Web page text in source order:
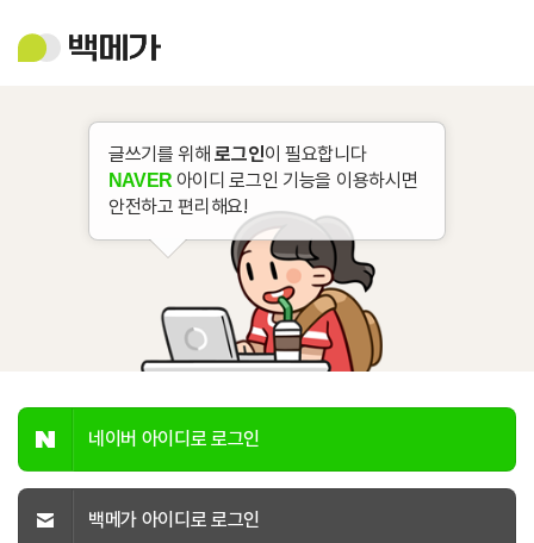
백
메
글쓰기를 위해로그인이 필요합니다
NAVER 아이디 로그인 기능을 이용하시면
안전하고 편리해요!
네이버 아이디로 로그인
백메가 아이디로 로그인